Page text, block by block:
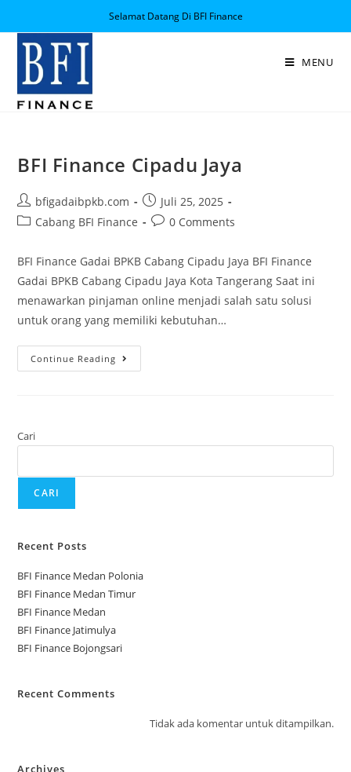
Selamat Datang Di BFI Finance
MENU
BFI Finance Cipadu Jaya
bfigadaibpkb.com
Juli 25, 2025
Cabang BFI Finance
0 Comments
BFI Finance Gadai BPKB Cabang Cipadu Jaya BFI Finance
Gadai BPKB Cabang Cipadu Jaya Kota Tangerang Saat ini
menawarkan pinjaman online menjadi salah satu solusi
untuk orang yang memiliki kebutuhan…
Continue Reading
Cari
CARI
Recent Posts
BFI Finance Medan Polonia
BFI Finance Medan Timur
BFI Finance Medan
BFI Finance Jatimulya
BFI Finance Bojongsari
Recent Comments
Tidak ada komentar untuk ditampilkan.
Archives